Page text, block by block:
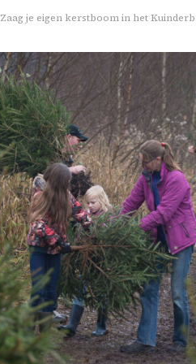
Zaag je eigen kerstboom in het